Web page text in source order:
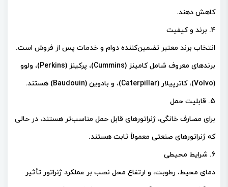
کاهش دهند.
4. برند و کیفیت
انتخاب برند معتبر تضمین‌کننده دوام و خدمات پس از فروش است.
برندهای معروف شامل کامینز (Cummins)، پرکینز (Perkins)، ولوو
(Volvo)، کاترپیلار (Caterpillar)، و بادوین (Baudouin) هستند.
5. قابلیت حمل
برای مصارف خانگی، ژنراتورهای قابل حمل مناسب‌تر هستند، در حالی
که ژنراتورهای صنعتی معمولاً ثابت هستند.
6. شرایط محیطی
دمای محیط، رطوبت، و ارتفاع محل نصب بر عملکرد ژنراتور تأثیر